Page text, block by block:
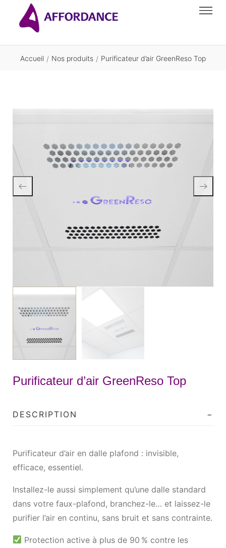
Accueil / Nos produits / Purificateur d’air GreenReso Top
Purificateur d’air GreenReso Top
DESCRIPTION
Purificateur d’air en dalle plafond : invisible,
efficace, essentiel.
Installez-le aussi simplement qu’une dalle standard
dans votre faux-plafond, branchez-le… et laissez-le
purifier l’air en continu, sans bruit et sans contrainte.
Protection active à plus de 90 % contre les